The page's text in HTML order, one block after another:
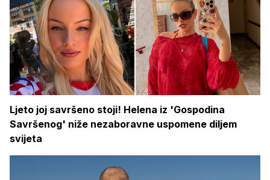
Ljeto joj savršeno stoji! Helena iz 'Gospodina
Savršenog' niže nezaboravne uspomene diljem
svijeta